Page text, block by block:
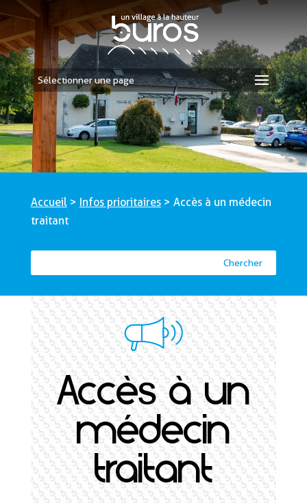
Sélectionner une page
Accueil> Infos prioritaires> Accès à un médecin
traitant
Accès à un
médecin
traitant